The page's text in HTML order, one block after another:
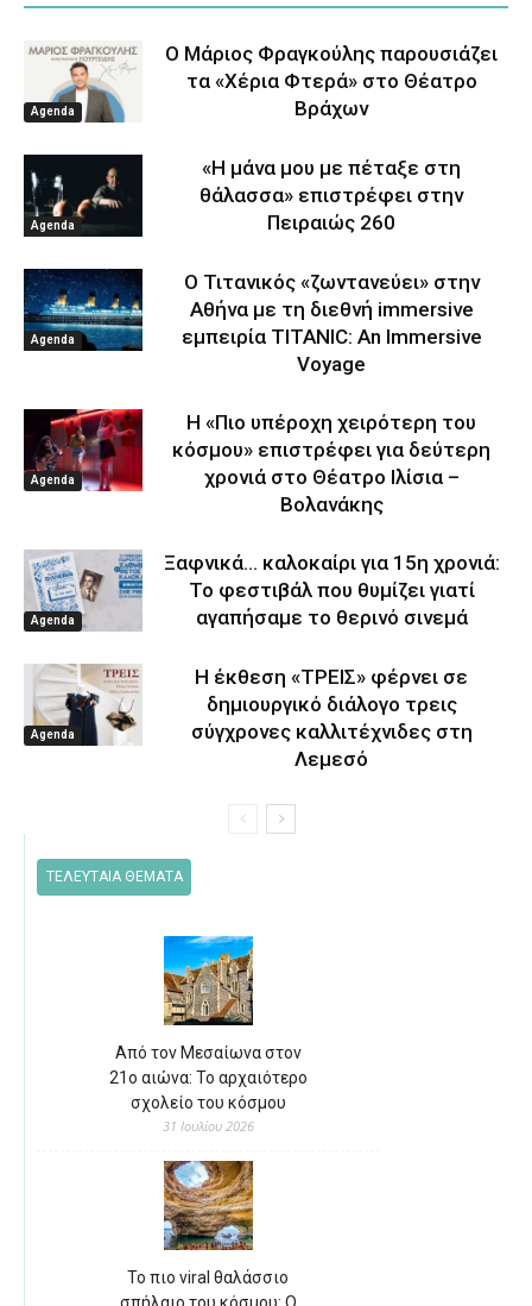
Agenda
Ο Μάριος Φραγκούλης παρουσιάζει
τα «Χέρια Φτερά» στο Θέατρο
Βράχων
Agenda
«Η μάνα μου με πέταξε στη
θάλασσα» επιστρέφει στην
Πειραιώς 260
Agenda
Ο Τιτανικός «ζωντανεύει» στην
Αθήνα με τη διεθνή immersive
εμπειρία TITANIC: An Immersive
Voyage
Agenda
Η «Πιο υπέροχη χειρότερη του
κόσμου» επιστρέφει για δεύτερη
χρονιά στο Θέατρο Ιλίσια –
Βολανάκης
Agenda
Ξαφνικά… καλοκαίρι για 15η χρονιά:
Το φεστιβάλ που θυμίζει γιατί
αγαπήσαμε το θερινό σινεμά
Agenda
Η έκθεση «ΤΡΕΙΣ» φέρνει σε
δημιουργικό διάλογο τρεις
σύγχρονες καλλιτέχνιδες στη
Λεμεσό
ΤΕΛΕΥΤΑΙΑ ΘΕΜΑΤΑ
Από τον Μεσαίωνα στον
21ο αιώνα: Το αρχαιότερο
σχολείο του κόσμου
31 Ιουλίου 2026
Το πιο viral θαλάσσιο